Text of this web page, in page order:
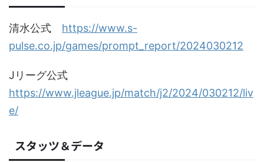
清水公式 https://www.s-
pulse.co.jp/games/prompt_report/2024030212
Jリーグ公式
https://www.jleague.jp/match/j2/2024/030212/liv
e/
スタッツ＆データ